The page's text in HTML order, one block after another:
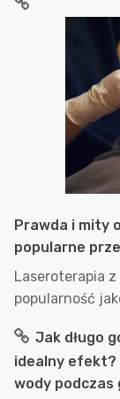
Prawda i mity
popularne
Laseroterapia
popularność
Jak długo
idealny efekt?
wody podczas